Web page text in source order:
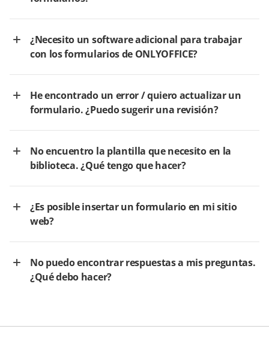
¿Necesito un software adicional para trabajar
con los formularios de ONLYOFFICE?
He encontrado un error / quiero actualizar un
formulario. ¿Puedo sugerir una revisión?
No encuentro la plantilla que necesito en la
biblioteca. ¿Qué tengo que hacer?
¿Es posible insertar un formulario en mi sitio
web?
No puedo encontrar respuestas a mis preguntas.
¿Qué debo hacer?